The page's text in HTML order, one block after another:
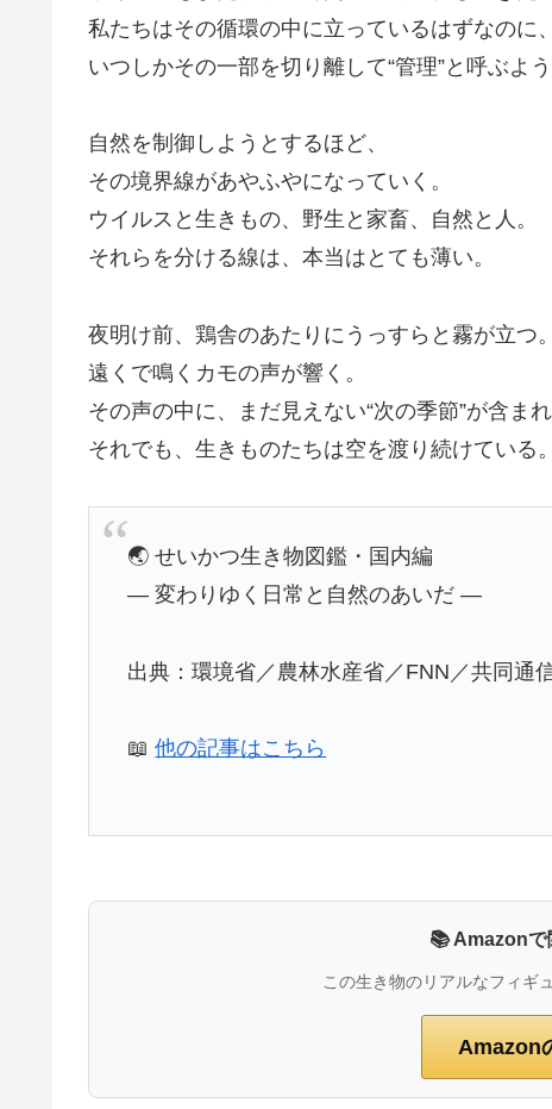
私たちはその循環の中に立っているはずなのに、
いつしかその一部を切り離して“管理”と呼ぶよう
自然を制御しようとするほど、
その境界線があやふやになっていく。
ウイルスと生きもの、野生と家畜、自然と人。
それらを分ける線は、本当はとても薄い。
夜明け前、鶏舎のあたりにうっすらと霧が立つ。
遠くで鳴くカモの声が響く。
その声の中に、まだ見えない“次の季節”が含まれ
それでも、生きものたちは空を渡り続けている。
🌏 せいかつ生き物図鑑・国内編
― 変わりゆく日常と自然のあいだ ―
出典：環境省／農林水産省／FNN／共同通
📖他の記事はこちら
📚 Amazonで
この生き物のリアルなフィギ
Amazon